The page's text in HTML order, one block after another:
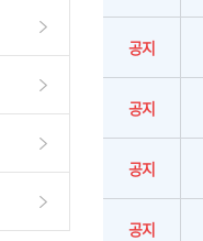
공지
공지
공지
공지